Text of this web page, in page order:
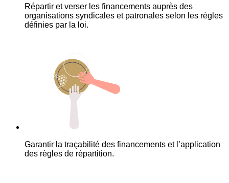
Répartir et verser les financements auprès des
organisations syndicales et patronales selon les règles
définies par la loi.
Garantir la traçabilité des financements et l’application
des règles de répartition.